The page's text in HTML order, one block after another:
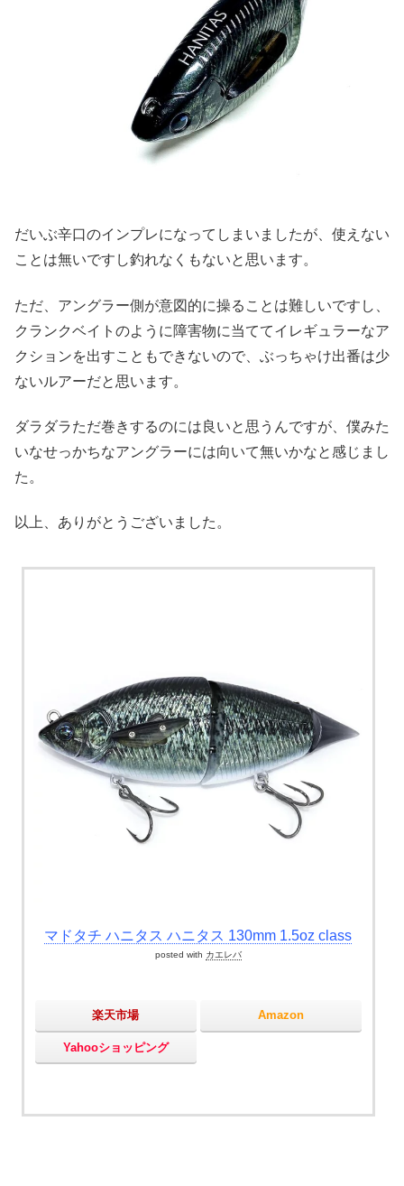
だいぶ辛口のインプレになってしまいましたが、使えない
ことは無いですし釣れなくもないと思います。
ただ、アングラー側が意図的に操ることは難しいですし、
クランクベイトのように障害物に当ててイレギュラーなア
クションを出すこともできないので、ぶっちゃけ出番は少
ないルアーだと思います。
ダラダラただ巻きするのには良いと思うんですが、僕みた
いなせっかちなアングラーには向いて無いかなと感じまし
た。
以上、ありがとうございました。
マドタチ ハニタス ハニタス 130mm 1.5oz class
posted with カエレバ
楽天市場 Amazon
Yahooショッピング